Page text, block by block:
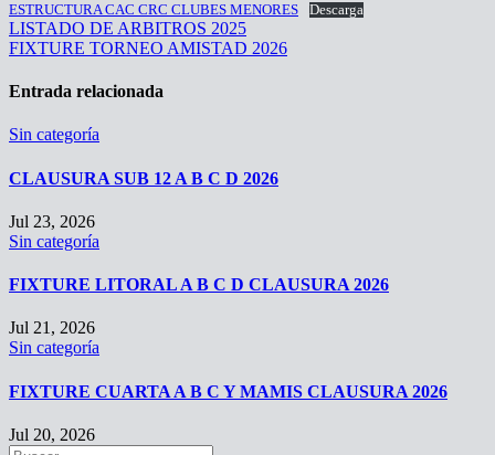
ESTRUCTURA CAC CRC CLUBES MENORES Descarga
Navegación
de
entradas
LISTADO DE ARBITROS 2025
FIXTURE TORNEO AMISTAD 2026
Entrada relacionada
Sin categoría
CLAUSURA SUB 12 A B C D 2026
Jul 23, 2026
Sin categoría
FIXTURE LITORAL A B C D CLAUSURA 2026
Jul 21, 2026
Sin categoría
FIXTURE CUARTA A B C Y MAMIS CLAUSURA 2026
Jul 20, 2026